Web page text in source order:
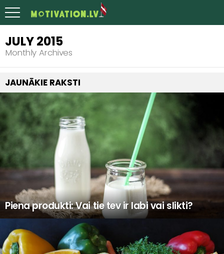
JULY 2015
Monthly Archives
JAUNĀKIE RAKSTI
Piena produkti: Vai tie tev ir labi vai slikti?